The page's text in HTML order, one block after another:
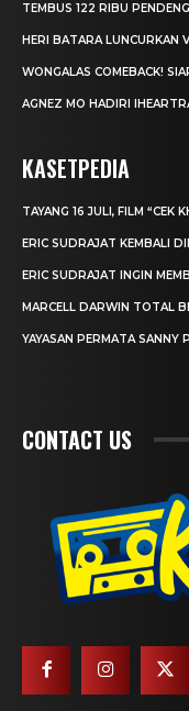
TEMBUS 122 RIBU
HERI BATARA LUNCURKAN
WONGALAS COMEBACK!
AGNEZ MO HADIRI
KASETPEDIA
TAYANG 16 JULI, FILM “CEK
ERIC SUDRAJAT KEMBALI
ERIC SUDRAJAT INGIN
MARCELL DARWIN TOTAL
YAYASAN PERMATA SANNY
CONTACT US